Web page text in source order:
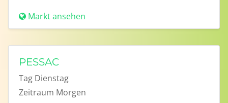
Markt ansehen
PESSAC
Tag Dienstag
Zeitraum Morgen